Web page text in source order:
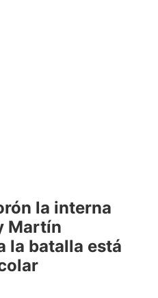
la interna
Martín
la batalla está